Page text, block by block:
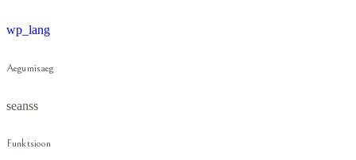
wp_lang
Aegumisaeg
seanss
Funktsioon